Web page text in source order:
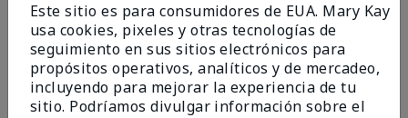
5
Nourishing shea hand cream.
EnviadoHace 9 meses
Este sitio es para consumidores de EUA. Mary Kay
usa cookies, pixeles y otras tecnologías de
seguimiento en sus sitios electrónicos para
propósitos operativos, analíticos y de mercadeo,
incluyendo para mejorar la experiencia de tu
sitio. Podríamos divulgar información sobre el